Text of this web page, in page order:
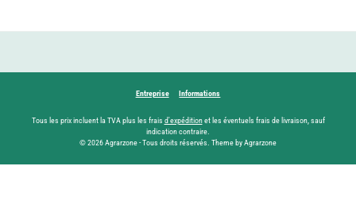
Entreprise Informations
Tous les prix incluent la TVA plus les frais d'expéditionet les éventuels frais de livraison, sauf
indication contraire.
© 2026 Agrarzone - Tous droits réservés. Theme by Agrarzone